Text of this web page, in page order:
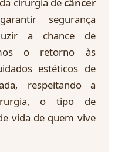
segurança
a chance de
o retorno às
estéticos de
respeitando a
o tipo de
vida de quem vive